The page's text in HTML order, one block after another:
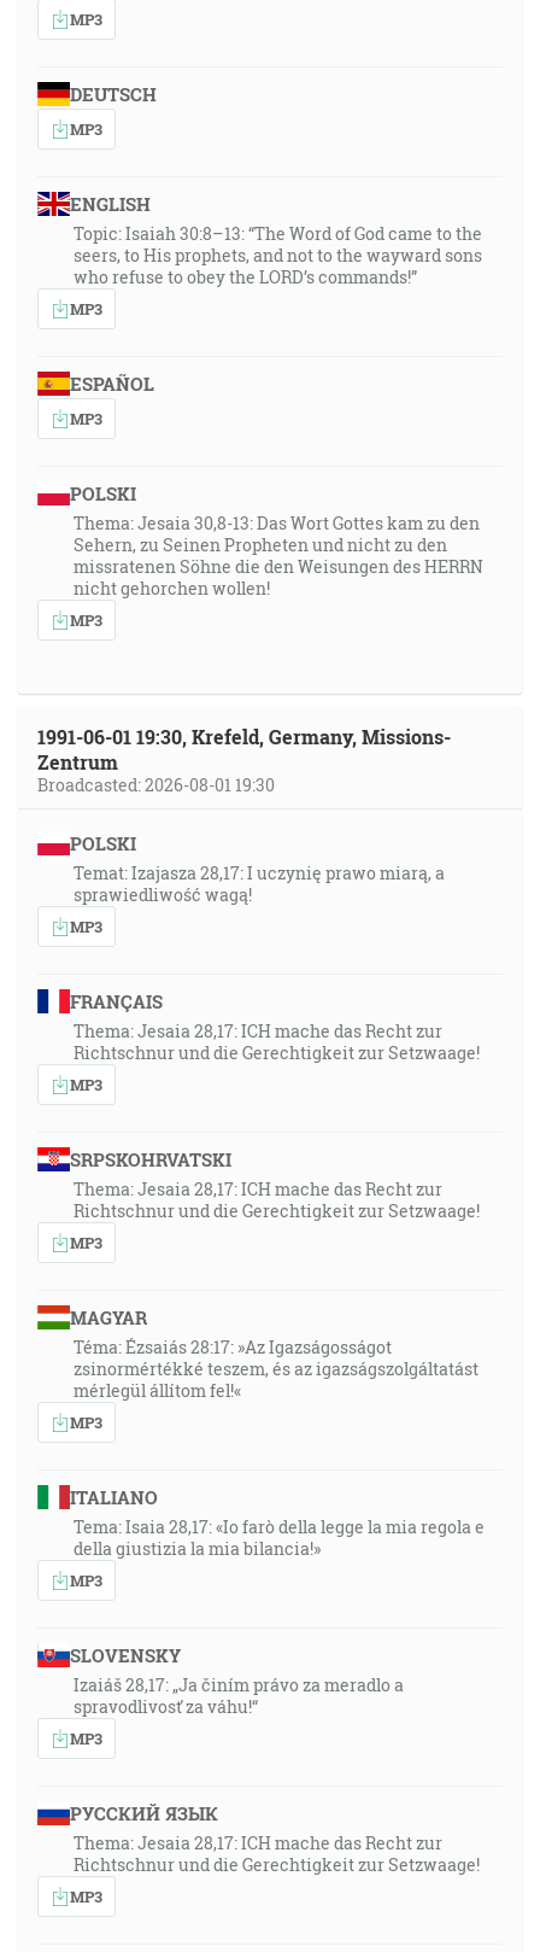
MP3
DEUTSCH
MP3
ENGLISH
Topic: Isaiah 30:8–13: “The Word of God came to the
seers, to His prophets, and not to the wayward sons
who refuse to obey the LORD’s commands!”
MP3
ESPAÑOL
MP3
POLSKI
Thema: Jesaia 30,8-13: Das Wort Gottes kam zu den
Sehern, zu Seinen Propheten und nicht zu den
missratenen Söhne die den Weisungen des HERRN
nicht gehorchen wollen!
MP3
1991-06-01 19:30, Krefeld, Germany, Missions-
Zentrum
Broadcasted: 2026-08-01 19:30
POLSKI
Temat: Izajasza 28,17: I uczynię prawo miarą, a
sprawiedliwość wagą!
MP3
FRANÇAIS
Thema: Jesaia 28,17: ICH mache das Recht zur
Richtschnur und die Gerechtigkeit zur Setzwaage!
MP3
SRPSKOHRVATSKI
Thema: Jesaia 28,17: ICH mache das Recht zur
Richtschnur und die Gerechtigkeit zur Setzwaage!
MP3
MAGYAR
Téma: Ézsaiás 28:17: »Az Igazságosságot
zsinormértékké teszem, és az igazságszolgáltatást
mérlegül állítom fel!«
MP3
ITALIANO
Tema: Isaia 28,17: «Io farò della legge la mia regola e
della giustizia la mia bilancia!»
MP3
SLOVENSKY
Izaiáš 28,17: „Ja činím právo za meradlo a
spravodlivosť za váhu!“
MP3
РУССКИЙ ЯЗЫК
Thema: Jesaia 28,17: ICH mache das Recht zur
Richtschnur und die Gerechtigkeit zur Setzwaage!
MP3